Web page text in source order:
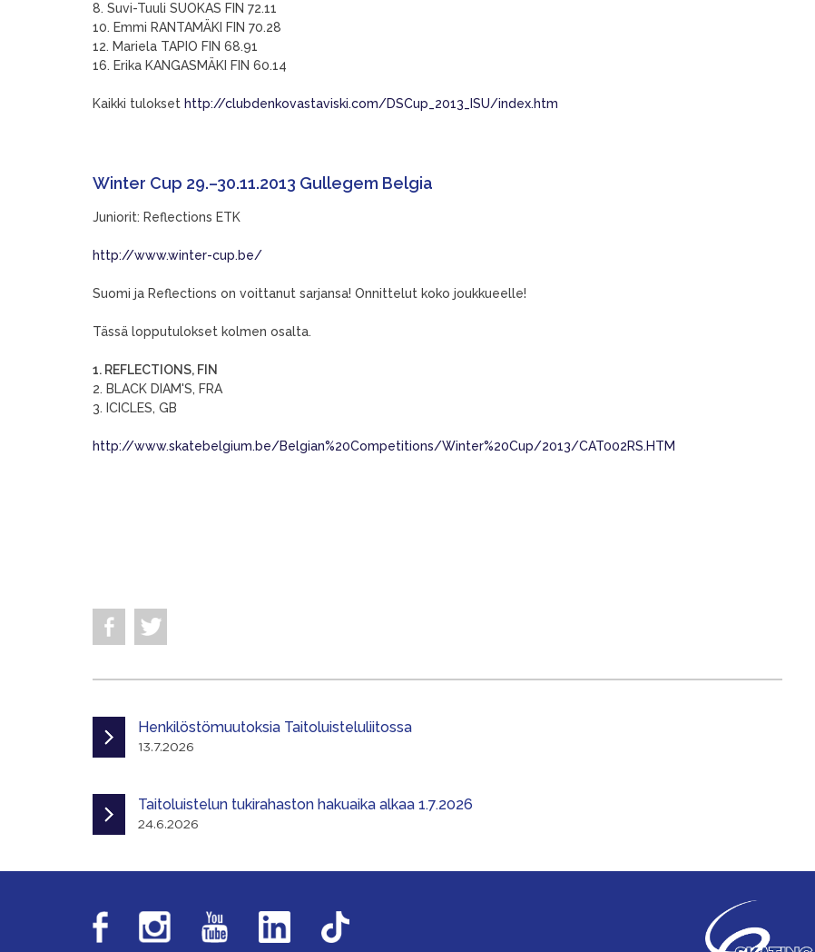
8. Suvi-Tuuli SUOKAS FIN 72.11
10. Emmi RANTAMÄKI FIN 70.28
12. Mariela TAPIO FIN 68.91
16. Erika KANGASMÄKI FIN 60.14
Kaikki tulokset http://clubdenkovastaviski.com/DSCup_2013_ISU/index.htm
Winter Cup 29.–30.11.2013 Gullegem Belgia
Juniorit: Reflections ETK
http://www.winter-cup.be/
Suomi ja Reflections on voittanut sarjansa! Onnittelut koko joukkueelle!
Tässä lopputulokset kolmen osalta.
1. REFLECTIONS, FIN
2. BLACK DIAM'S, FRA
3. ICICLES, GB
http://www.skatebelgium.be/Belgian%20Competitions/Winter%20Cup/2013/CAT002RS.HTM
Henkilöstömuutoksia Taitoluisteluliitossa
13.7.2026
Taitoluistelun tukirahaston hakuaika alkaa 1.7.2026
24.6.2026